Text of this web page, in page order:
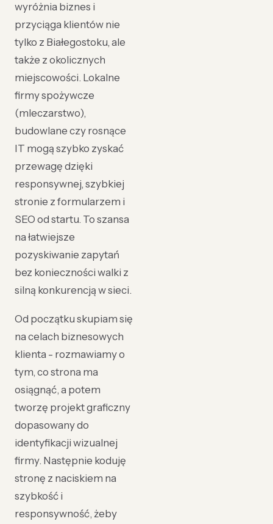
wyróżnia biznes i
przyciąga klientów nie
tylko z Białegostoku, ale
także z okolicznych
miejscowości. Lokalne
firmy spożywcze
(mleczarstwo),
budowlane czy rosnące
IT mogą szybko zyskać
przewagę dzięki
responsywnej, szybkiej
stronie z formularzem i
SEO od startu. To szansa
na łatwiejsze
pozyskiwanie zapytań
bez konieczności walki z
silną konkurencją w sieci.
Od początku skupiam się
na celach biznesowych
klienta - rozmawiamy o
tym, co strona ma
osiągnąć, a potem
tworzę projekt graficzny
dopasowany do
identyfikacji wizualnej
firmy. Następnie koduję
stronę z naciskiem na
szybkość i
responsywność, żeby